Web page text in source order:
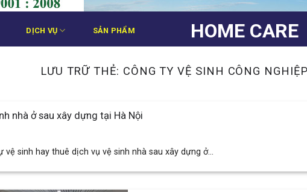
HOME CARE
DỊCH VỤ SẢN PHẨM
LƯU TRỮ THẺ: CÔNG TY VỆ SINH CÔNG
nhà ở sau xây dựng tại Hà Nội
vệ sinh hay thuê dịch vụ vệ sinh nhà sau xây dựng ở...